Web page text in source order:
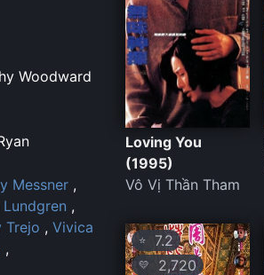
Woodward
Messner ,
,
Trejo , Vivica
,
Loving You
(1995)
Vô Vị Thần Tham
⭐ 7.2
💛 2,720